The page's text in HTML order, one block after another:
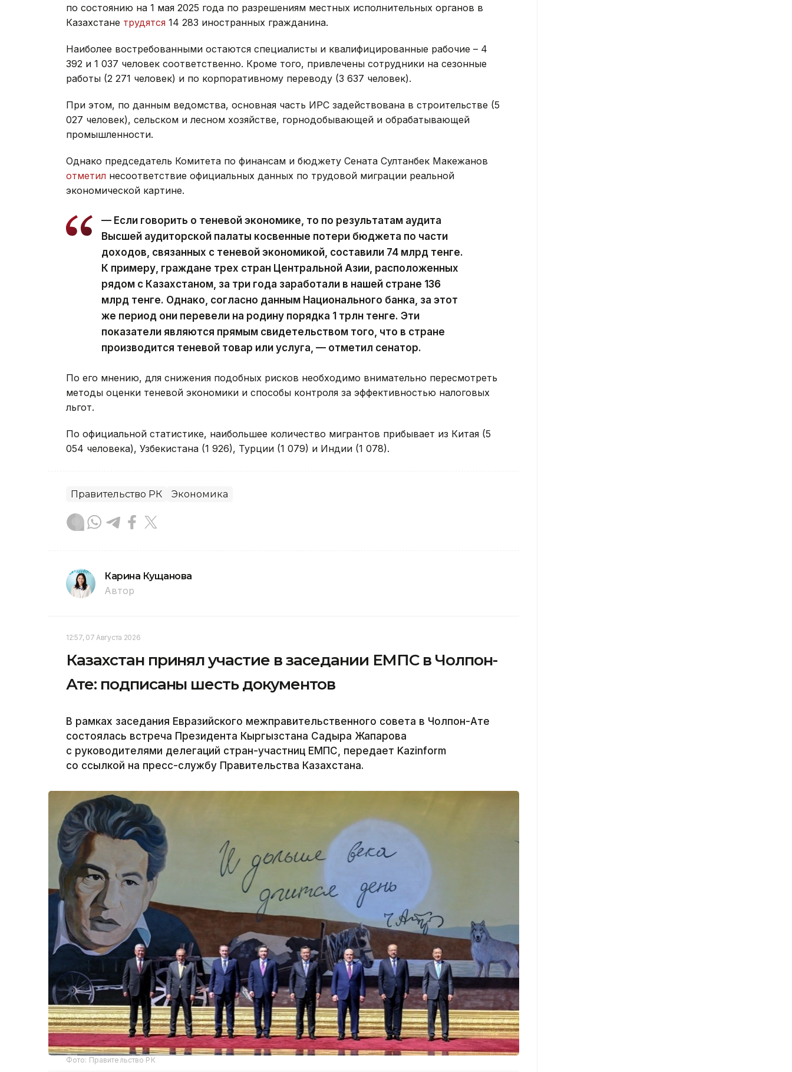
по состоянию на 1 мая 2025 года по разрешениям местных исполнительных органов в
Казахстане трудятся 14 283 иностранных гражданина.
Наиболее востребованными остаются специалисты и квалифицированные рабочие – 4
392 и 1 037 человек соответственно. Кроме того, привлечены сотрудники на сезонные
работы (2 271 человек) и по корпоративному переводу (3 637 человек).
При этом, по данным ведомства, основная часть ИРС задействована в строительстве (5
027 человек), сельском и лесном хозяйстве, горнодобывающей и обрабатывающей
промышленности.
Однако председатель Комитета по финансам и бюджету Сената Султанбек Макежанов
отметил несоответствие официальных данных по трудовой миграции реальной
экономической картине.
— Если говорить о теневой экономике, то по результатам аудита
Высшей аудиторской палаты косвенные потери бюджета по части
доходов, связанных с теневой экономикой, составили 74 млрд тенге.
К примеру, граждане трех стран Центральной Азии, расположенных
рядом с Казахстаном, за три года заработали в нашей стране 136
млрд тенге. Однако, согласно данным Национального банка, за этот
же период они перевели на родину порядка 1 трлн тенге. Эти
показатели являются прямым свидетельством того, что в стране
производится теневой товар или услуга, — отметил сенатор.
По его мнению, для снижения подобных рисков необходимо внимательно пересмотреть
методы оценки теневой экономики и способы контроля за эффективностью налоговых
льгот.
По официальной статистике, наибольшее количество мигрантов прибывает из Китая (5
054 человека), Узбекистана (1 926), Турции (1 079) и Индии (1 078).
Правительство РК Экономика
Карина Кущанова
Автор
12:57, 07 Августа 2026
Казахстан принял участие в заседании ЕМПС в Чолпон-
Ате: подписаны шесть документов
В рамках заседания Евразийского межправительственного совета в Чолпон-Ате
состоялась встреча Президента Кыргызстана Садыра Жапарова
с руководителями делегаций стран-участниц ЕМПС, передает Kazinform
со ссылкой на пресс-службу Правительства Казахстана.
Фото: Правительство РК